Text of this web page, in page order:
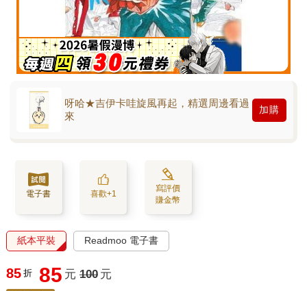
呀哈★吉伊卡哇旋風再起，精選周邊看過
來
加購
電子書 喜歡+1
寫評價
賺金幣
紙本平裝 Readmoo 電子書
85 折 85 元 100 元